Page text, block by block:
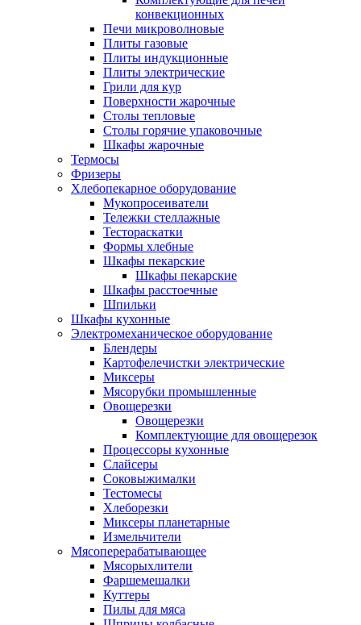
конвекционных
Печи микроволновые
Плиты газовые
Плиты индукционные
Плиты электрические
Грили для кур
Поверхности жарочные
Столы тепловые
Столы горячие упаковочные
Шкафы жарочные
Термосы
Фризеры
Хлебопекарное оборудование
Мукопросеиватели
Тележки стеллажные
Тестораскатки
Формы хлебные
Шкафы пекарские
Шкафы пекарские
Шкафы расстоечные
Шпильки
Шкафы кухонные
Электромеханическое оборудование
Блендеры
Картофелечистки электрические
Миксеры
Мясорубки промышленные
Овощерезки
Овощерезки
Комплектующие для овощерезок
Процессоры кухонные
Слайсеры
Соковыжималки
Тестомесы
Хлеборезки
Миксеры планетарные
Измельчители
Мясоперерабатывающее
Мясорыхлители
Фаршемешалки
Куттеры
Пилы для мяса